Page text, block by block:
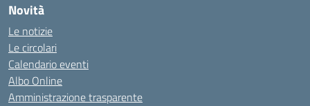
Novità
Le notizie
Le circolari
Calendario eventi
Albo Online
Amministrazione trasparente